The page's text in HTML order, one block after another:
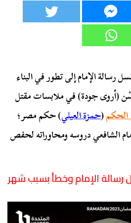
24 من مسلسل رسالة الإمام إلى تطور في البناء
جودة) في ملابسات مقتل
(حمزة العيلي) حكم مصر؛
الشافعي دروسه ومحاوراته لحفص
مسلسل رسالة الإمام وخطأ بسبب شهر